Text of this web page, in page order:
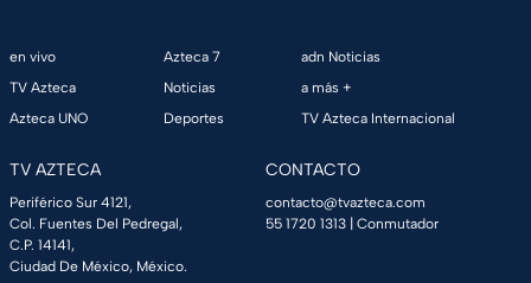
en vivo
TV Azteca
Azteca UNO
Azteca 7
Noticias
Deportes
adn Noticias
a más +
TV Azteca Internacional
TV AZTECA
Periférico Sur 4121,
Col. Fuentes Del Pedregal,
C.P. 14141,
Ciudad De México, México.
CONTACTO
contacto@tvazteca.com
55 1720 1313 | Conmutador